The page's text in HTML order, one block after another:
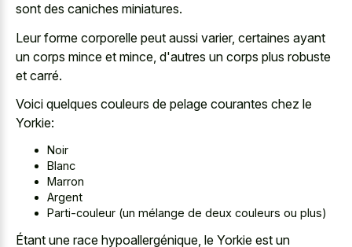
sont des caniches miniatures.
Leur forme corporelle peut aussi varier, certaines ayant
un corps mince et mince, d'autres un corps plus robuste
et carré.
Voici quelques couleurs de pelage courantes chez le
Yorkie:
Noir
Blanc
Marron
Argent
Parti-couleur (un mélange de deux couleurs ou plus)
Étant une race hypoallergénique, le Yorkie est un